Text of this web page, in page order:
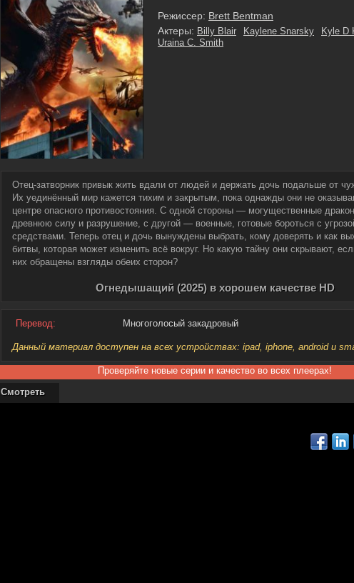
Режиссер: Brett Bentman
Актеры: Billy Blair Kaylene Snarsky
Kyle D
Uraina C. Smith
Отец-затворник привык жить вдали от людей и держать дочь подальше от
Их уединённый мир кажется тихим и закрытым, пока однажды они не
центре опасного противостояния. С одной стороны — могущественные
древнюю силу и разрушение, с другой — военные, готовые бороться с
средствами. Теперь отец и дочь вынуждены выбрать, кому доверять и как
битвы, которая может изменить всё вокруг. Но какую тайну они скрывают,
них обращены взгляды обеих сторон?
Огнедышащий (2025) в хорошем качестве HD
Перевод: Многоголосый закадровый
Данный материал доступен на всех устройствах: ipad, iphone, android и
Проверяйте новые серии и качество во всех плеерах!
Смотреть